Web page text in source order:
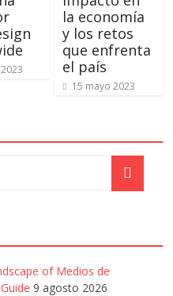
la economía
y los retos
que enfrenta
el país
15 mayo 2023
of Medios de
9 agosto 2026